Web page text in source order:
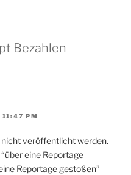
Bezahlen
PM
veröffentlicht werden.
eine Reportage
Reportage gestoßen”